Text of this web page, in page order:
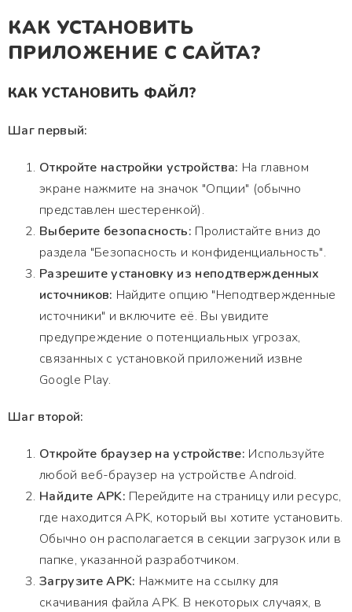
КАК УСТАНОВИТЬ
ПРИЛОЖЕНИЕ С САЙТА?
КАК УСТАНОВИТЬ ФАЙЛ?
Шаг первый:
Откройте настройки устройства: На главном
экране нажмите на значок "Опции" (обычно
представлен шестеренкой).
Выберите безопасность: Пролистайте вниз до
раздела "Безопасность и конфиденциальность".
Разрешите установку из неподтвержденных
источников: Найдите опцию "Неподтвержденные
источники" и включите её. Вы увидите
предупреждение о потенциальных угрозах,
связанных с установкой приложений извне
Google Play.
Шаг второй:
Откройте браузер на устройстве: Используйте
любой веб-браузер на устройстве Android.
Найдите APK: Перейдите на страницу или ресурс,
где находится APK, который вы хотите установить.
Обычно он располагается в секции загрузок или в
папке, указанной разработчиком.
Загрузите APK: Нажмите на ссылку для
скачивания файла APK. В некоторых случаях, в